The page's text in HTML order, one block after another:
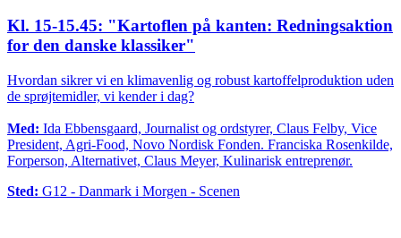
Kl. 15-15.45: "Kartoflen på kanten: Redningsaktion
for den danske klassiker"
Hvordan sikrer vi en klimavenlig og robust kartoffelproduktion uden
de sprøjtemidler, vi kender i dag?
Med: Ida Ebbensgaard, Journalist og ordstyrer, Claus Felby, Vice
President, Agri-Food, Novo Nordisk Fonden. Franciska Rosenkilde,
Forperson, Alternativet, Claus Meyer, Kulinarisk entreprenør.
Sted: G12 - Danmark i Morgen - Scenen